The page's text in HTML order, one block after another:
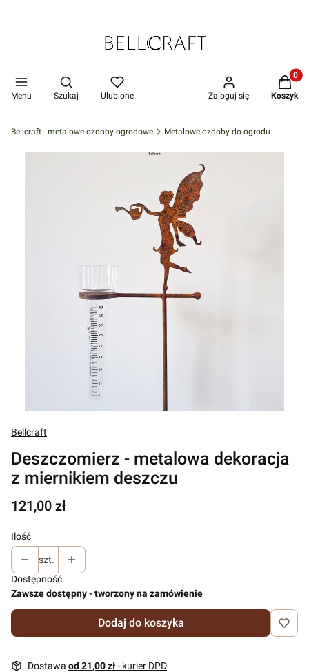
Menu
Otwórz wyszukiwarkę
Szukaj Ulubione Zaloguj się Koszyk
Bellcraft - metalowe ozdoby ogrodowe Metalowe ozdoby do ogrodu
Bellcraft
Deszczomierz - metalowa dekoracja
z miernikiem deszczu
Cena
121,00 zł
Ilość
szt.
Dostępność:
Zawsze dostępny - tworzony na zamówienie
Dodaj do koszyka
Dostawa od 21,00 zł- kurier DPD